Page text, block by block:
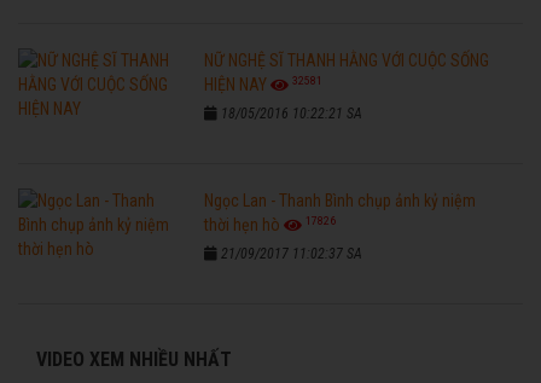
NỮ NGHỆ SĨ THANH HẰNG VỚI CUỘC SỐNG
HIỆN NAY
32581
18/05/2016 10:22:21 SA
Ngọc Lan - Thanh Bình chụp ảnh kỷ niệm
thời hẹn hò
17826
21/09/2017 11:02:37 SA
VIDEO XEM NHIỀU NHẤT